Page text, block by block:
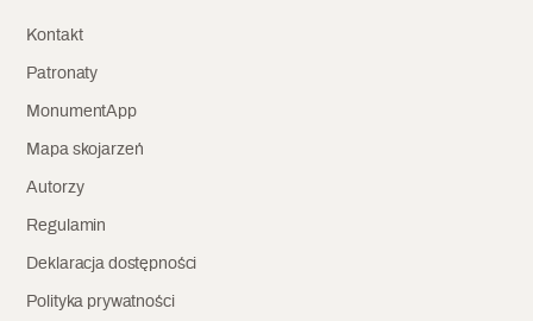
Świat
Popularne
Kontakt
Patronaty
MonumentApp
Mapa skojarzeń
Autorzy
Regulamin
Deklaracja dostępności
Polityka prywatności